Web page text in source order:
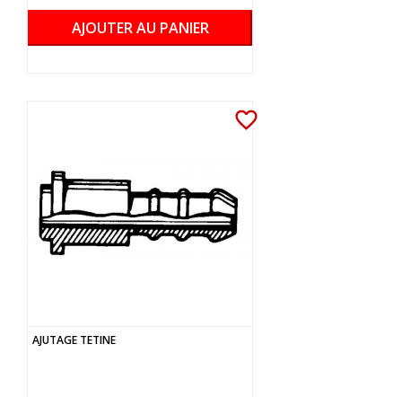
AJOUTER AU PANIER
favorite_border
AJUTAGE TETINE